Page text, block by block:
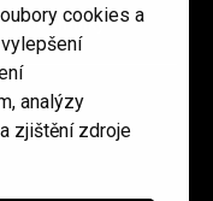
cookies a
analýzy
zjištění zdroje
podmínky